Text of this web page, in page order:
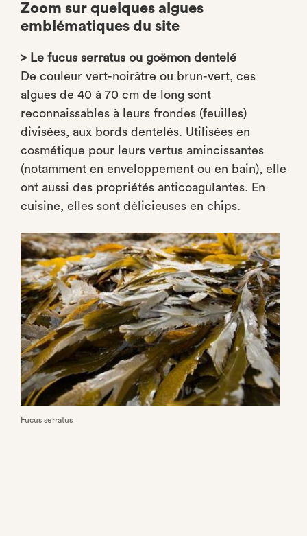
Zoom sur quelques algues
emblématiques du site
> Le fucus serratus ou goëmon dentelé
De couleur vert-noirâtre ou brun-vert, ces
algues de 40 à 70 cm de long sont
reconnaissables à leurs frondes (feuilles)
divisées, aux bords dentelés. Utilisées en
cosmétique pour leurs vertus amincissantes
(notamment en enveloppement ou en bain), elle
ont aussi des propriétés anticoagulantes. En
cuisine, elles sont délicieuses en chips.
Fucus serratus